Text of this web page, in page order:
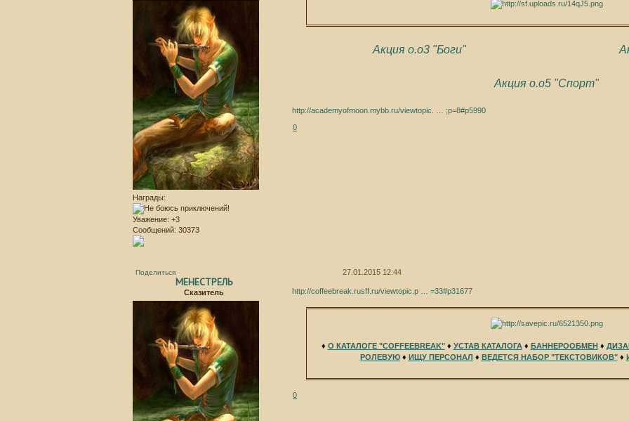
Награды:
Уважение: +3
Сообщений: 30373
Акция о.о3 "Боги"
Акция о.о5 "Спорт"
http://academyofmoon.mybb.ru/viewtopic. … ;p=8#p5990
0
Поделиться 27.01.2015 12:44
МЕНЕСТРЕЛЬ
Сказитель http://coffeebreak.rusff.ru/viewtopic.p … =33#p31677
♦ О КАТАЛОГЕ "COFFEEBREAK"♦ УСТАВ КАТАЛОГА♦ БАННЕРООБМЕН ♦
РОЛЕВУЮ♦ ИЩУ ПЕРСОНАЛ ♦ ВЕДЕТСЯ НАБОР "ТЕКСТОВИКОВ"♦
0